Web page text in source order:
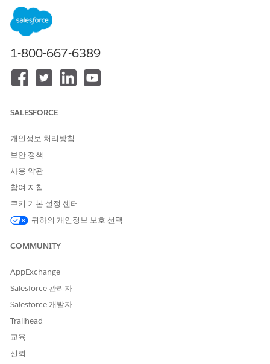
지원 제품: Financial Services Cloud가 활성화된
Enterprise
프로필 업데이트 선택 목록 구
구성을 참조하십시오.
개선을 위한 의견을 보내주세요.
1-800-667-6389
SALESFORCE
개인정보 처리방침
보안 정책
사용 약관
참여 지침
쿠키 기본 설정 센터
귀하의 개인정보 보호 선택
COMMUNITY
AppExchange
Salesforce 관리자
Salesforce 개발자
Trailhead
교육
신뢰